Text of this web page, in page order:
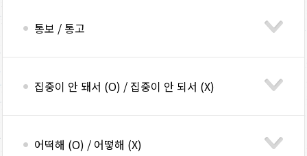
통보 / 통고
집중이 안 돼서 (O) / 집중이 안 되서 (X)
어떡해 (O) / 어떻해 (X)